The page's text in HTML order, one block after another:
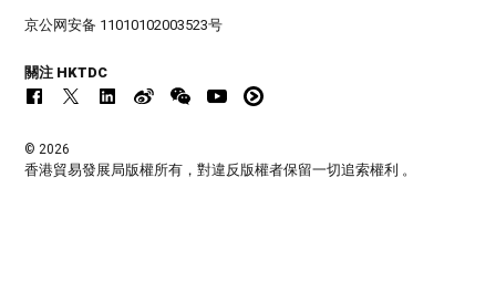
京公网安备 11010102003523号
關注 HKTDC
© 2026
香港貿易發展局版權所有，對違反版權者保留一切追索權利 。